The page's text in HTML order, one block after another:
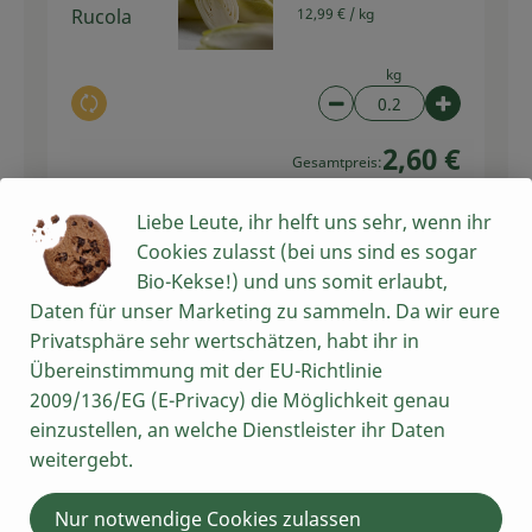
Rucola
Auswahl ändern
12,99 € / kg
kg
Artikelanzahl
Gesamtpreis:2,60 €
Du hast sicher:
1 EL
Senf
mittelscha
rf
Auswahl ändern
Mittelscharfer Senf
200ml
11,45 € /
Artikelanzahl
Liebe Leute, ihr helft uns sehr, wenn ihr
Cookies zulasst (bei uns sind es sogar
Bio-Kekse!) und uns somit erlaubt,
Daten für unser Marketing zu sammeln. Da wir eure
Privatsphäre sehr wertschätzen, habt ihr in
Übereinstimmung mit der EU-Richtlinie
2009/136/EG (E-Privacy) die Möglichkeit genau
einzustellen, an welche Dienstleister ihr Daten
weitergebt.
Nur notwendige Cookies zulassen